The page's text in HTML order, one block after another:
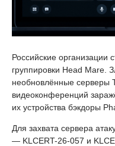
Российские организации
группировки Head Mare.
необновлённые серверы
видеоконференций
их устройства бэкдоры
Для захвата сервера
— KLCERT-26-057 и